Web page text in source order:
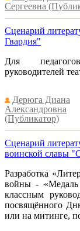
Сергеевна
Сценарий
Гвардия"
Для
руководителей
Дерюга Диана
Александровна
(Публикатор)
Сценарий
воинской славы
Разработка
войны - «Медаль
классным
посвящённого
или на митинге,